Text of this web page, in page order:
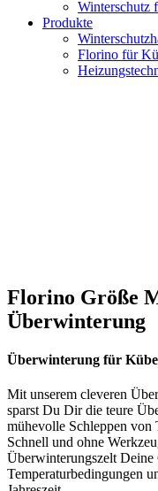
Winterschutz
Produkte
Florino für
Florino Größe
Überwinterung
Überwinterung für
Mit unserem cleveren
sparst Du Dir die teure
mühevolle Schleppen von
Schnell und ohne
Überwinterungszelt Deine
Temperaturbedingungen